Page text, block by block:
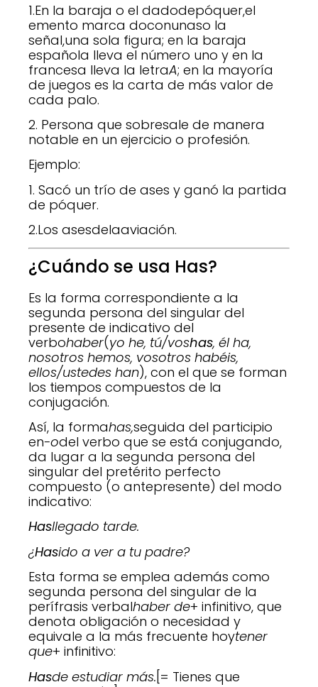
1.En la baraja o el dadodepóquer,el
emento marca doconunaso la
señal,una sola figura; en la baraja
española lleva el número uno y en la
francesa lleva la letraA; en la mayoría
de juegos es la carta de más valor de
cada palo.
2. Persona que sobresale de manera
notable en un ejercicio o profesión.
Ejemplo:
1. Sacó un trío de ases y ganó la partida
de póquer.
2.Los asesdelaaviación.
¿Cuándo se usa Has?
Es la forma correspondiente a la
segunda persona del singular del
presente de indicativo del
verbohaber(yo he, tú/voshas, él ha,
nosotros hemos, vosotros habéis,
ellos/ustedes han), con el que se forman
los tiempos compuestos de la
conjugación.
Así, la formahas,seguida del participio
en-odel verbo que se está conjugando,
da lugar a la segunda persona del
singular del pretérito perfecto
compuesto (o antepresente) del modo
indicativo:
Hasllegado tarde.
¿Hasido a ver a tu padre?
Esta forma se emplea además como
segunda persona del singular de la
perífrasis verbalhaber de+ infinitivo, que
denota obligación o necesidad y
equivale a la más frecuente hoytener
que+ infinitivo:
Hasde estudiar más.[= Tienes que